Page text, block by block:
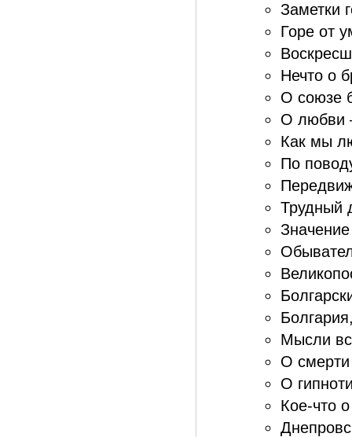
Заметки
Горе от
Нечто о
О союзе
О любви
Как мы
По
Трудный
Мысли
О смерти
О
Кое-что